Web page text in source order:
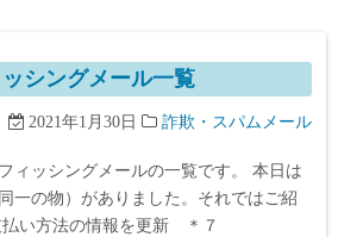
シングメール一覧
2021年1月30日 詐欺・スパムメール
ィッシングメールの一覧です。 本日は
一の物）がありました。それではご紹
い方法の情報を更新 ＊７